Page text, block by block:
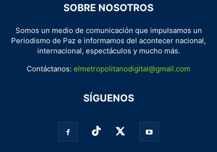
SOBRE NOSOTROS
Somos un medio de comunicación que impulsamos un
Periodismo de Paz e informamos del acontecer nacional,
internacional, espectáculos y mucho más.
Contáctanos: elmetropolitanodigital@gmail.com
SÍGUENOS